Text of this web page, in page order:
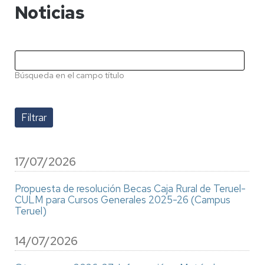
Noticias
Búsqueda en el campo título
17/07/2026
Propuesta de resolución Becas Caja Rural de Teruel-
CULM para Cursos Generales 2025-26 (Campus
Teruel)
14/07/2026